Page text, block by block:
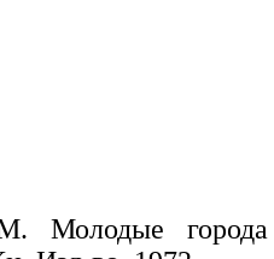
Молодые города